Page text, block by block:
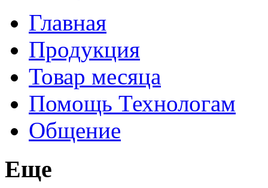
Главная
Продукция
Товар месяца
Помощь Технологам
Общение
Еще